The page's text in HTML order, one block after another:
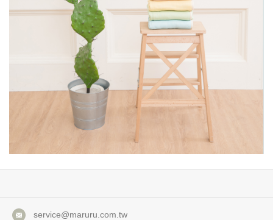
service@maruru.com.tw